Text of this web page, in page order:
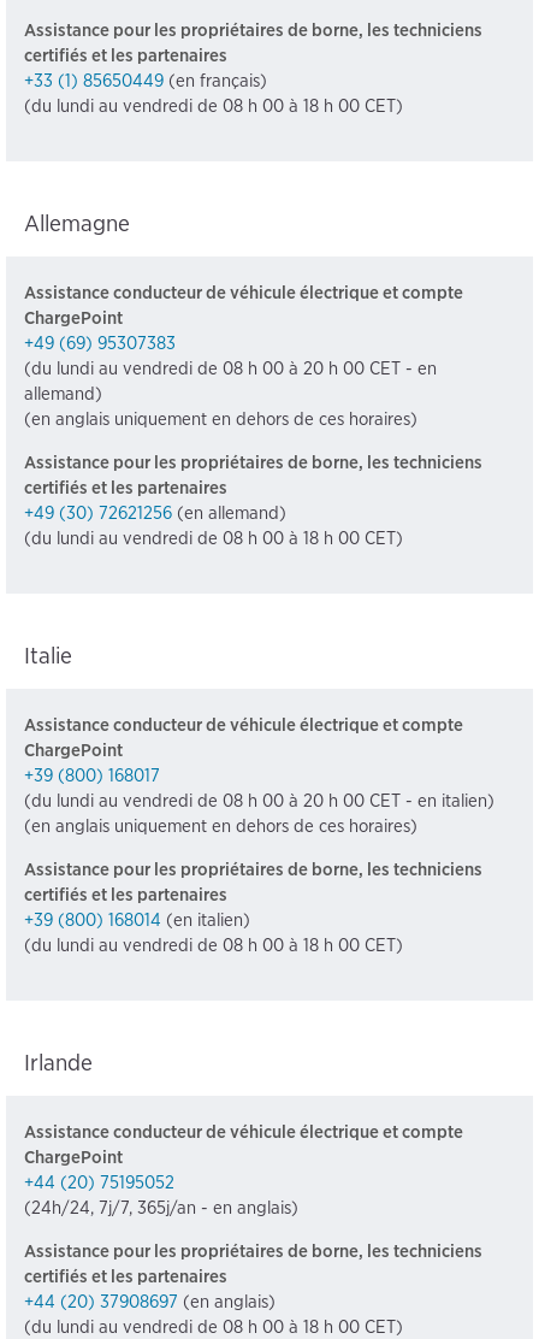
Assistance pour les propriétaires de borne, les techniciens
certifiés et les partenaires
+33 (1) 85650449 (en français)
(du lundi au vendredi de 08 h 00 à 18 h 00 CET)
Allemagne
Assistance conducteur de véhicule électrique et compte
ChargePoint
+49 (69) 95307383
(du lundi au vendredi de 08 h 00 à 20 h 00 CET - en
allemand)
(en anglais uniquement en dehors de ces horaires)
Assistance pour les propriétaires de borne, les techniciens
certifiés et les partenaires
+49 (30) 72621256 (en allemand)
(du lundi au vendredi de 08 h 00 à 18 h 00 CET)
Italie
Assistance conducteur de véhicule électrique et compte
ChargePoint
+39 (800) 168017
(du lundi au vendredi de 08 h 00 à 20 h 00 CET - en italien)
(en anglais uniquement en dehors de ces horaires)
Assistance pour les propriétaires de borne, les techniciens
certifiés et les partenaires
+39 (800) 168014 (en italien)
(du lundi au vendredi de 08 h 00 à 18 h 00 CET)
Irlande
Assistance conducteur de véhicule électrique et compte
ChargePoint
+44 (20) 75195052
(24h/24, 7j/7, 365j/an - en anglais)
Assistance pour les propriétaires de borne, les techniciens
certifiés et les partenaires
+44 (20) 37908697 (en anglais)
(du lundi au vendredi de 08 h 00 à 18 h 00 CET)